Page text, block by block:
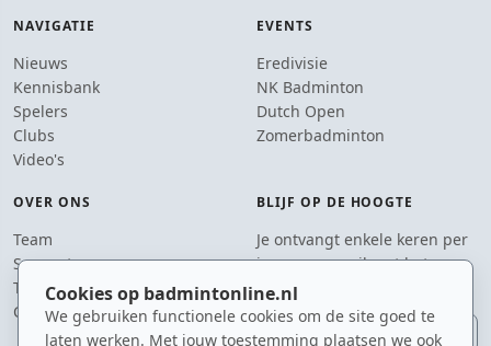
Cookies op badmintonline.nl
We gebruiken functionele cookies om de site goed te
laten werken. Met jouw toestemming plaatsen we ook
NAVIGATIE
Nieuws
Kennisbank
Spelers
Clubs
Video's
EVENTS
Eredivisie
NK Badminton
Dutch Open
Zomerbadminton
OVER ONS
Team
Supporters
Tip de redactie
Contact
BLIJF OP DE HOOGTE
Je ontvangt enkele keren per
jaar een e-mail met het
laatste badmintonnieuws.
E-mailadres